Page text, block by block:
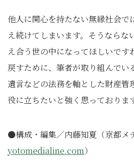
他人に関心を持たない無縁社会で
え続けてしまいます。そうならな
え合う世の中になってほしいです
戻すために、筆者が取り組んでい
遺言などの法務を軸とした財産管
役に立ちたいと強く思っております
●構成・編集／内藤知夏（京都メ
yotomedialine.com）